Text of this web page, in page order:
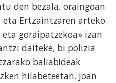
den bezala, oraingoan
eta Ertzaintzaren arteko
goraipatzekoa» izan
daiteke, bi polizia
baliabideak
hilabeteetan. Joan